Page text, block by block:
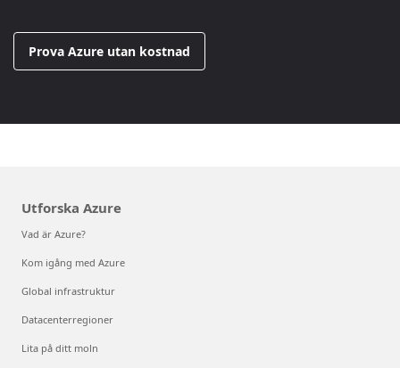
Prova Azure utan kostnad
Utforska Azure
Vad är Azure?
Kom igång med Azure
Global infrastruktur
Datacenterregioner
Lita på ditt moln